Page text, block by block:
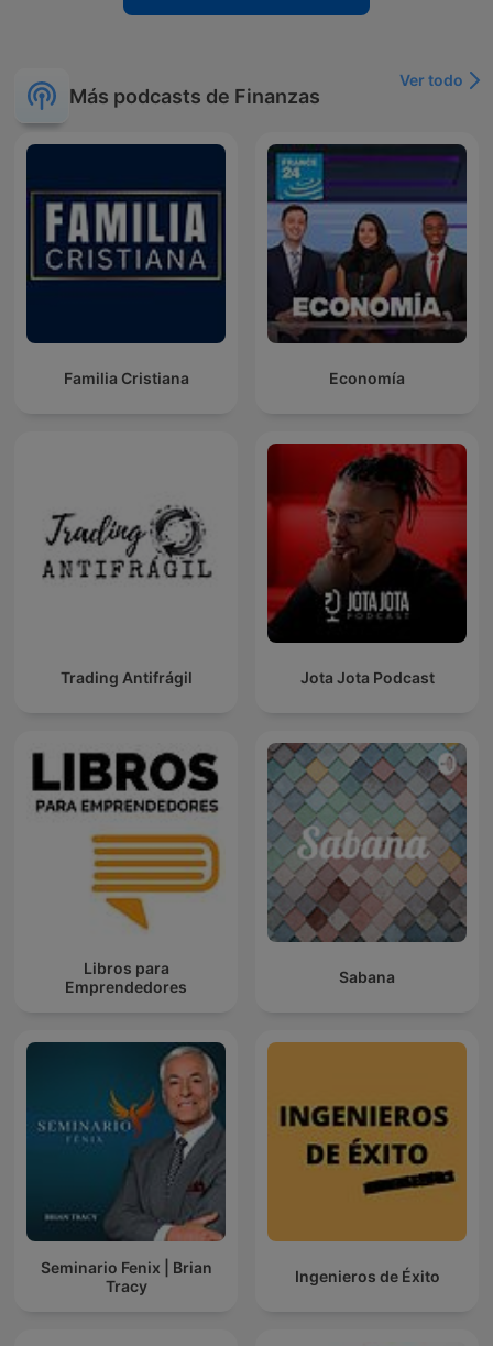
Más podcasts de Finanzas
Ver todo
Familia Cristiana Economía
Trading Antifrágil Jota Jota Podcast
Libros para
Emprendedores
Sabana
Seminario Fenix | Brian
Tracy
Ingenieros de Éxito